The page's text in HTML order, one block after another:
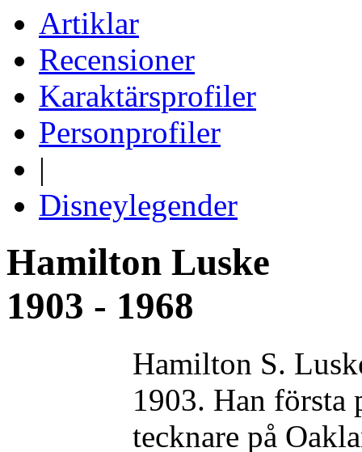
Artiklar
Recensioner
Karaktärsprofiler
Personprofiler
|
Disneylegender
Hamilton Luske
1903 - 1968
Hamilton S.
1903. Han första
tecknare på